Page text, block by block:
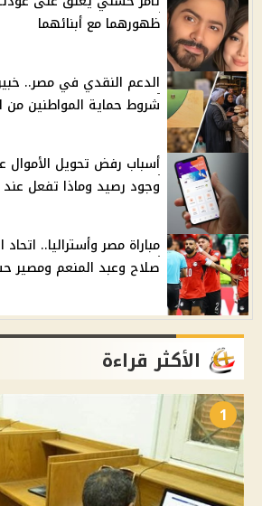
ظهورهما مع أبنائهما
الدعم النقدي في مصر..
شروط حماية المواطنين
أسباب رفض تحويل الأموال
وجود رصيد وماذا تفعل
مباراة مصر وأستراليا..
صلاح وعبد المنعم ومصير
الأكثر قراءة
1